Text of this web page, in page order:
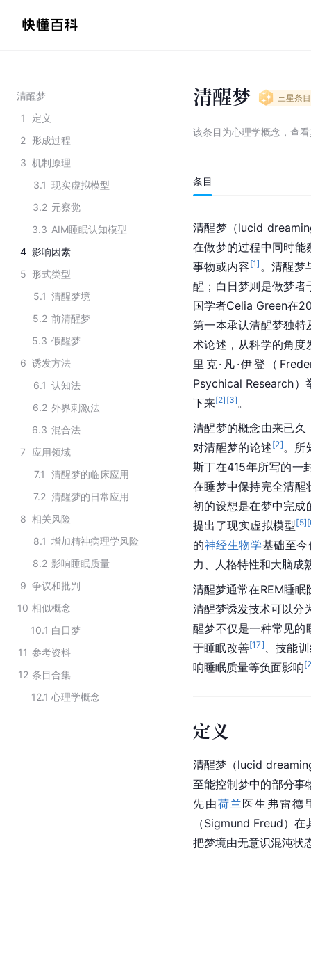
清醒梦
1
定义
2 形成过程
3 机制原理
3.1 现实虚拟模型
3.2 元察觉
3.3 AIM睡眠认知模型
4 影响因素
5 形式类型
5.1 清醒梦境
5.2 前清醒梦
5.3 假醒梦
6 诱发方法
6.1 认知法
6.2 外界刺激法
6.3 混合法
7
应用领域
7.1
清醒梦的临床应用
7.2 清醒梦的日常应用
8 相关风险
8.1 增加精神病理学风险
8.2 影响睡眠质量
9 争议和批判
10 相似概念
10.1 白日梦
11 参考资料
12 条目合集
12.1 心理学概念
清醒梦 三星条目
该条目为心理学概念 ， 查看
条目
清醒梦（lucid
在做梦的过程中同时能
事物或内容 [1] 。清醒梦
醒；白日梦则是做梦者
国学者Celia Green在
第一本承认清醒梦独特
术论述，从科学的角度
里克·凡·伊登（
Psychical Research）
下来[2] [3] 。
清醒梦的概念由来已久
对清醒梦的论述[2] 。所
斯丁在415年所写的一
在睡梦中保持完全清醒
初的设想是在梦中完成
提出了现实虚拟模型[5][
的神经生物学基础至
力、人格特性和大脑成
清醒梦通常在REM睡眠
清醒梦诱发技术可以分
醒梦不仅是一种常见的
于睡眠改善[17]
、技能
响睡眠质量等负面影响[
定义
清醒梦（lucid
至能控制梦中的部分事
先由荷兰医生弗雷德
（Sigmund Freud）在
把梦境由无意识混沌状